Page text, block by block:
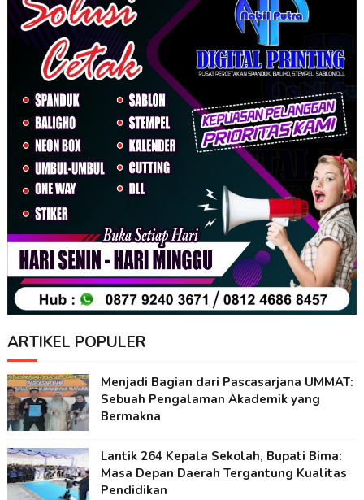
ARTIKEL POPULER
Menjadi Bagian dari Pascasarjana UMMAT:
Sebuah Pengalaman Akademik yang
Bermakna
Lantik 264 Kepala Sekolah, Bupati Bima:
Masa Depan Daerah Tergantung Kualitas
Pendidikan